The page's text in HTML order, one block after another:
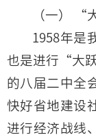
（一） “
1958年是
也是进行“大
的八届二中全
快好省地建设
进行经济战线